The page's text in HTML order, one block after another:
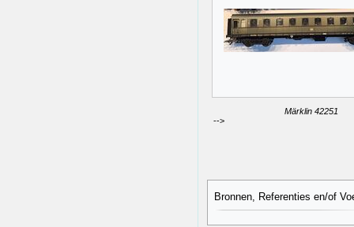
Märklin 42251
-->
Bronnen, Referenties en/of